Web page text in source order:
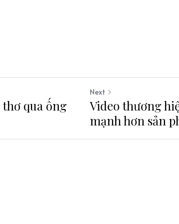
qua ống
Next
Video thương
mạnh hơn sản